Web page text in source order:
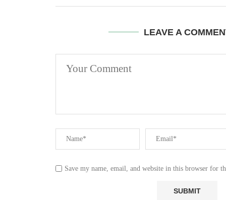
LEAVE A
Save my name, email, and website in this browser for